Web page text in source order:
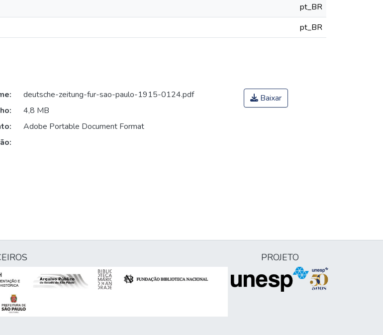
pt_BR
pt_BR
deutsche-zeitung-fur-sao-paulo-1915-0124.pdf
4,8 MB
Adobe Portable Document Format
Baixar
PROJETO